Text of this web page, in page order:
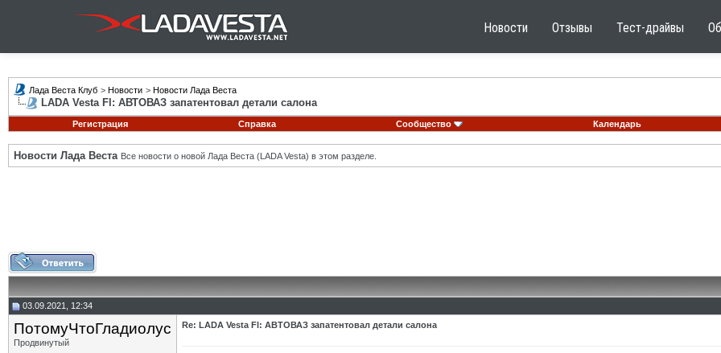
Новости Отзывы Тест-драйвы
Лада Веста Клуб > Новости > Новости Лада Веста
LADA Vesta Fl: АВТОВАЗ запатентовал детали салона
Регистрация Справка Сообщество Календарь
Новости Лада Веста Все новости о новой Лада Веста (LADA Vesta) в этом разделе.
03.09.2021, 12:34
ПотомуЧтоГладиолус
Продвинутый
Re: LADA Vesta Fl: АВТОВАЗ запатентовал детали салона